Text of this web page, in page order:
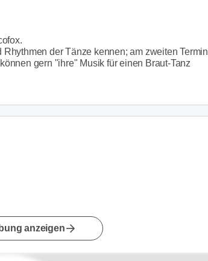
der Tänze kennen; am zweiten Termin
gern "ihre" Musik für einen Braut-Tanz
anzeigen